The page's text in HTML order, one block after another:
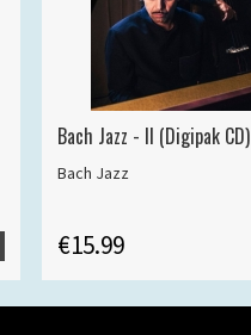
Bach Jazz - II (Digipak CD)
Bach Jazz
€15.99